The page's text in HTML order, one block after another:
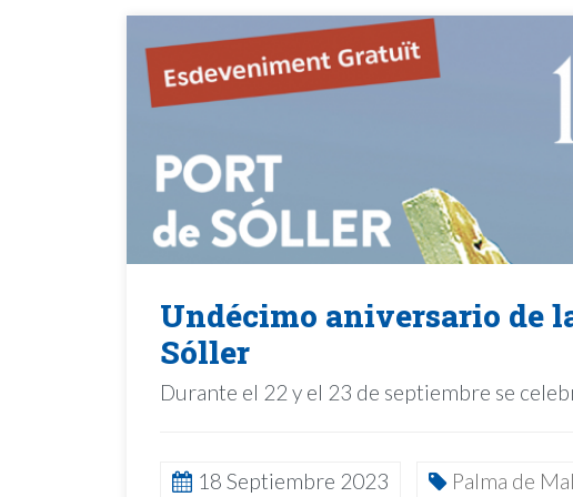
Undécimo aniversario de
Sóller
Durante el 22 y el 23 de septiembre se
18 Septiembre 2023 Palma de